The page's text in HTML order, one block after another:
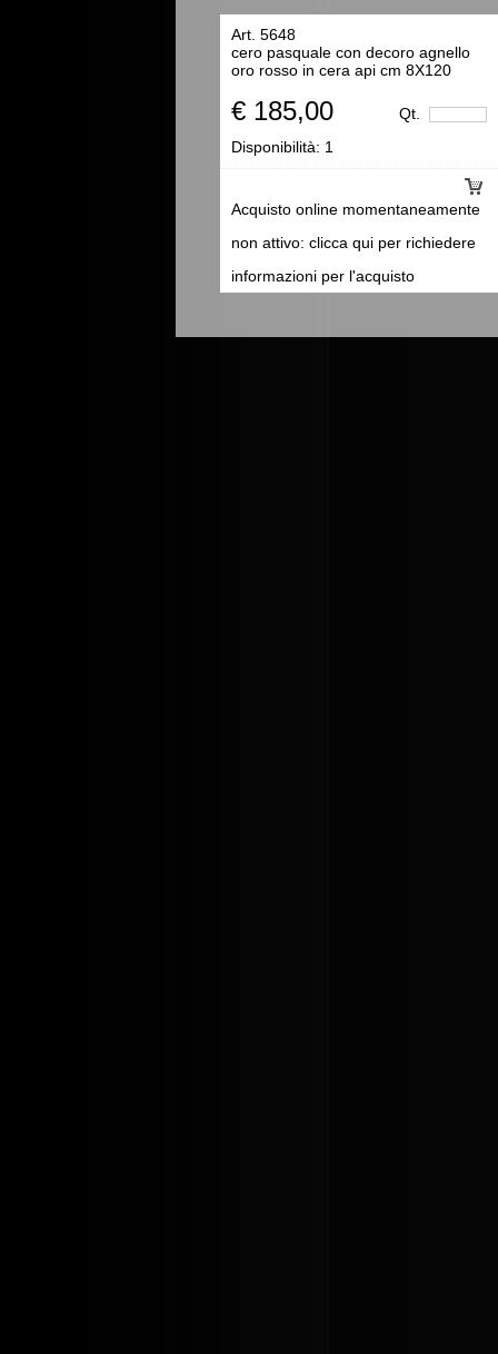
Art. 5648
cero pasquale con decoro agnello
oro rosso in cera api cm 8X120
€ 185,00 Qt.
Acquisto online momentaneamente
non attivo: clicca qui per richiedere
informazioni per l'acquisto
Disponibilità: 1